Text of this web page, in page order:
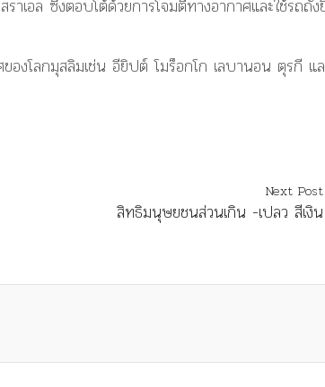
าเอล ซึ่งตอบโต้ด้วยการโจมตีทางอากาศและใช้รถถัง
องโลกมุสลิมเช่น อียิปต์ โมร็อกโก เลบานอน ตุรกี แ
Next Post
สิทธิมนุษยชนส่วนเกิน -เปลว สีเงิน